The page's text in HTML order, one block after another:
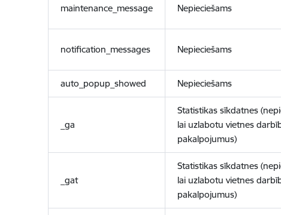
maintenance_message Nepieciešams
notification_messages Nepieciešams
auto_popup_showed Nepieciešams
_ga
Statistikas sīkdatnes
lai uzlabotu vietnes
pakalpojumus)
_gat
Statistikas sīkdatnes
lai uzlabotu vietnes
pakalpojumus)